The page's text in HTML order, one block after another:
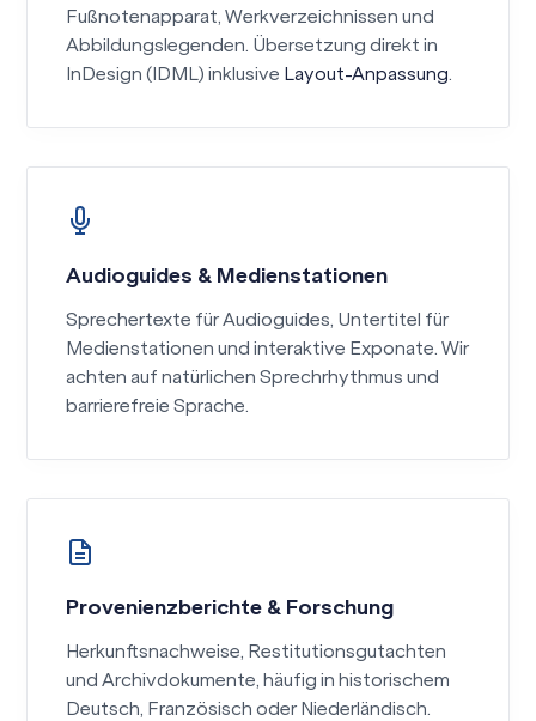
Fußnotenapparat, Werkverzeichnissen und
Abbildungslegenden. Übersetzung direkt in
InDesign (IDML) inklusive Layout-Anpassung.
Audioguides & Medienstationen
Sprechertexte für Audioguides, Untertitel für
Medienstationen und interaktive Exponate. Wir
achten auf natürlichen Sprechrhythmus und
barrierefreie Sprache.
Provenienzberichte & Forschung
Herkunftsnachweise, Restitutionsgutachten
und Archivdokumente, häufig in historischem
Deutsch, Französisch oder Niederländisch.